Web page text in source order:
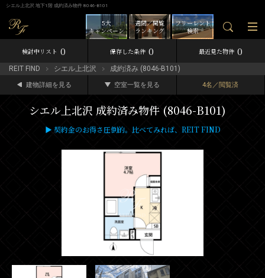
シエル上北沢 地下1階 成約済み物件 8046-B101
フリーレント
検索
週間／閲覧
ランキング
5大
キャンペーン
検討中リスト 0 保存した条件 0 最近見た物件 0
REIT FIND シエル上北沢 成約済み (8046-B101)
建物詳細を見る 空室一覧を見る 4名／閲覧済
シエル上北沢 成約済み物件 (8046-B101)
▶ 契約金のお得さ圧倒的。比べてみれば、REIT FIND